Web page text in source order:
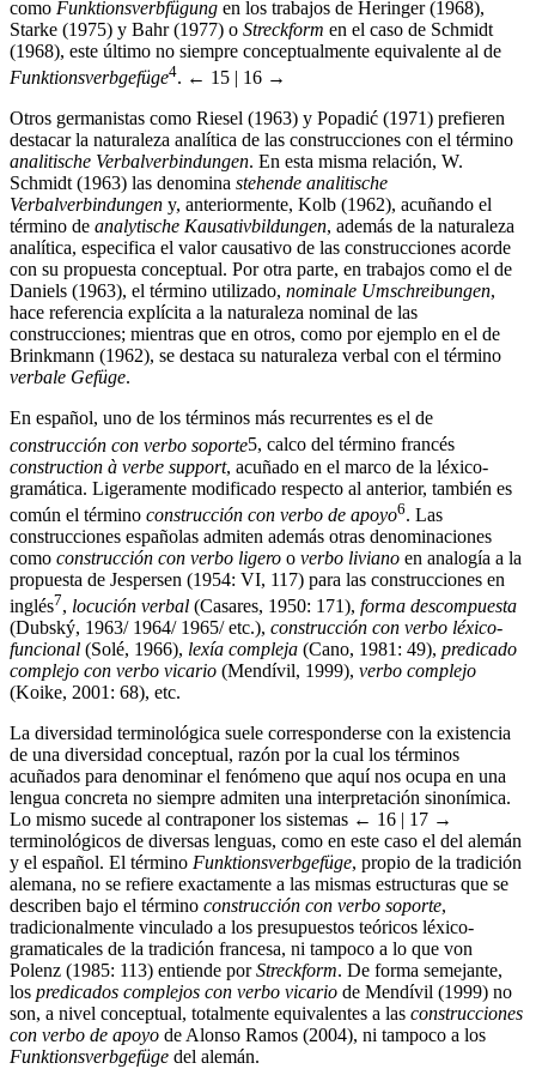
Starke (1975) y Bahr (1977) o Streckformen el caso de Schmidt
(1968), este último no siempre conceptualmente equivalente al de
Funktionsverbgefüge4 .← 15 | 16 →
destacar la naturaleza analítica de las construcciones con el término
analitische Verbalverbindungen. En esta misma relación, W.
Schmidt (1963) las denominastehende analitische
Verbalverbindungeny, anteriormente, Kolb (1962), acuñando el
término deanalytische Kausativbildungen, además de la naturaleza
analítica, especifica el valor causativo de las construcciones acorde
con su propuesta conceptual. Por otra parte, en trabajos como el de
Daniels (1963), el término utilizado,nominale Umschreibungen ,
hace referencia explícita a la naturaleza nominal de las
construcciones; mientras que en otros, como por ejemplo en el de
Brinkmann (1962), se destaca su naturaleza verbal con el término
verbale Gefüge.
construcción con verbo soporte5, calco del término francés
construction à verbe support, acuñado en el marco de la léxico-
gramática. Ligeramente modificado respecto al anterior, también es
común el términoconstrucción con verbo de apoyo6. Las
construcciones españolas admiten además otras denominaciones
comoconstrucción con verbo ligerooverbo livianoen analogía a la
propuesta de Jespersen (1954: VI, 117) para las construcciones en
inglés7,locución verbal(Casares, 1950: 171),forma descompuesta
(Dubský, 1963/ 1964/ 1965/ etc.),construcción con verbo léxico-
funcional (Solé, 1966),lexía compleja(Cano, 1981: 49),predicado
complejo con verbo vicario(Mendívil, 1999), verbo complejo
(Koike, 2001: 68), etc.
de una diversidad conceptual, razón por la cual los términos
acuñados para denominar el fenómeno que aquí nos ocupa en una
lengua concreta no siempre admiten una interpretación sinonímica.
Lo mismo sucede al contraponer los sistemas← 16 | 17 →
terminológicos de diversas lenguas, como en este caso el del alemán
y el español. El términoFunktionsverbgefüge, propio de la tradición
alemana, no se refiere exactamente a las mismas estructuras que se
describen bajo el términoconstrucción con verbo soporte,
tradicionalmente vinculado a los presupuestos teóricos léxico-
gramaticales de la tradición francesa, ni tampoco a lo que von
Polenz (1985: 113) entiende porStreckform. De forma semejante,
lospredicados complejos con verbo vicariode Mendívil (1999) no
son, a nivel conceptual, totalmente equivalentes a lasconstrucciones
con verbo de apoyode Alonso Ramos (2004), ni tampoco a los
Funktionsverbgefügedel alemán.